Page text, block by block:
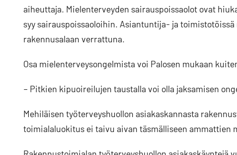
aiheuttaja. Mielenterveyden sairauspoissaolot ovat
syy sairauspoissaoloihin. Asiantuntija- ja
rakennusalaan verrattuna.
Osa mielenterveysongelmista voi Palosen mukaan
– Pitkien kipuoireilujen taustalla voi olla jaksamisen
Mehiläisen työterveyshuollon asiakaskannasta
toimialaluokitus ei taivu aivan täsmälliseen ammattien